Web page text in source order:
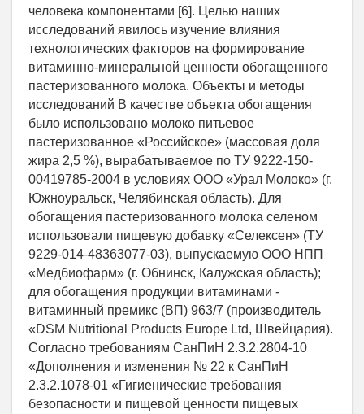
человека компонентами [6]. Целью наших
исследований явилось изучение влияния
технологических факторов на формирование
витаминно-минеральной ценности обогащенного
пастеризованного молока. Объекты и методы
исследований В качестве объекта обогащения
было использовано молоко питьевое
пастеризованное «Российское» (массовая доля
жира 2,5 %), вырабатываемое по ТУ 9222-150-
00419785-2004 в условиях ООО «Урал Молоко» (г.
Южноуральск, Челябинская область). Для
обогащения пастеризованного молока селеном
использовали пищевую добавку «Селексен» (ТУ
9229-014-48363077-03), выпускаемую ООО НПП
«Медбиофарм» (г. Обнинск, Калужская область);
для обогащения продукции витаминами -
витаминный премикс (ВП) 963/7 (производитель
«DSM Nutritional Products Europe Ltd, Швейцария).
Согласно требованиям СанПиН 2.3.2.2804-10
«Дополнения и изменения № 22 к СанПиН
2.3.2.1078-01 «Гигиенические требования
безопасности и пищевой ценности пищевых